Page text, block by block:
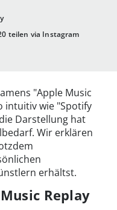
teilen via Instagram
"Apple Music
intuitiv wie "Spotify
Darstellung hat
Wir erklären
erhältst.
Replay